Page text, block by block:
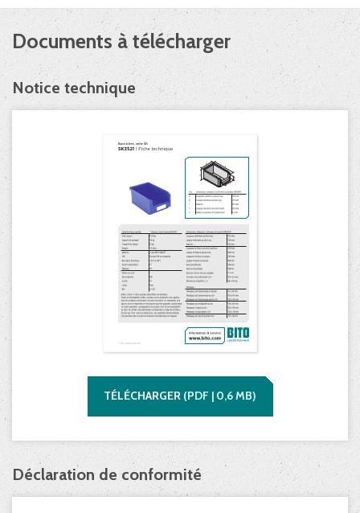
Documents à télécharger
Notice technique
TÉLÉCHARGER (PDF | 0,6MB)
Déclaration de conformité